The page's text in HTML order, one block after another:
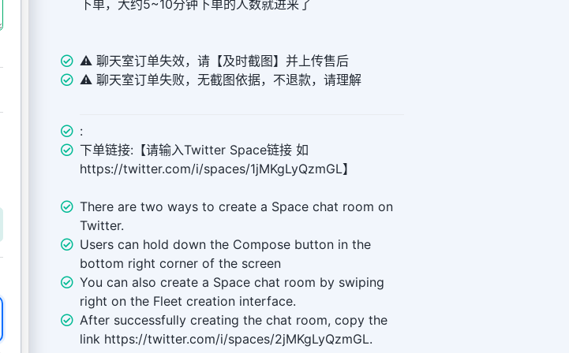
下单，大约5~10分钟下单的人数就进来了
⚠️ 聊天室订单失效，请【及时截图】并上传售后
⚠️ 聊天室订单失败，无截图依据，不退款，请理解
:
下单链接:【请输入Twitter Space链接 如
https://twitter.com/i/spaces/1jMKgLyQzmGL】
There are two ways to create a Space chat room on
Twitter.
Users can hold down the Compose button in the
bottom right corner of the screen
You can also create a Space chat room by swiping
right on the Fleet creation interface.
After successfully creating the chat room, copy the
link https://twitter.com/i/spaces/2jMKgLyQzmGL.